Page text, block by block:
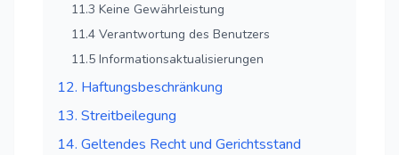
11.3 Keine Gewährleistung
11.4 Verantwortung des Benutzers
11.5 Informationsaktualisierungen
12. Haftungsbeschränkung
13. Streitbeilegung
14. Geltendes Recht und Gerichtsstand